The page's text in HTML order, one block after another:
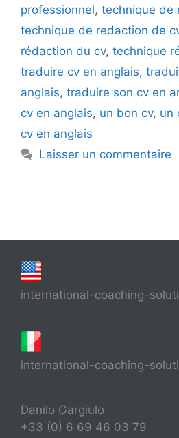
professionnel, technique de
technique de redaction de
rédaction du cv, technique
traduire cv en anglais,
anglais, traduire son cv en
cv en anglais, un bon cv, un
cv en anglais
Laisser un commentaire
international-coaching-
international-coaching-
Danilo Gargiulo
+33 (0) 6 69 46 03 79